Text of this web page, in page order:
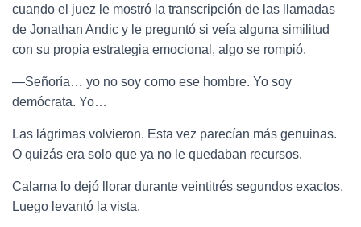
cuando el juez le mostró la transcripción de las llamadas
de Jonathan Andic y le preguntó si veía alguna similitud
con su propia estrategia emocional, algo se rompió.
—Señoría… yo no soy como ese hombre. Yo soy
demócrata. Yo…
Las lágrimas volvieron. Esta vez parecían más genuinas.
O quizás era solo que ya no le quedaban recursos.
Calama lo dejó llorar durante veintitrés segundos exactos.
Luego levantó la vista.